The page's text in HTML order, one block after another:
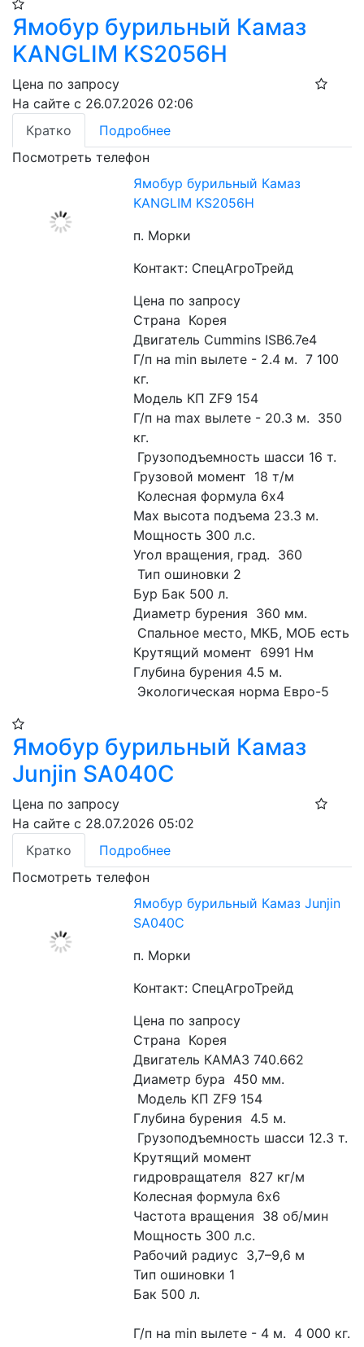
Ямобур бурильный Камаз
KANGLIM KS2056H
Цена по запросу
На сайте с 26.07.2026 02:06
Кратко
Подробнее
Посмотреть телефон
Ямобур бурильный Камаз
KANGLIM KS2056H
п. Морки
Контакт: СпецАгроТрейд
Цена по запросу
Страна  Корея
Двигатель Cummins ISB6.7e4
Г/п на min вылете - 2.4 м.  7 100
кг.
Модель КП ZF9 154
Г/п на max вылете - 20.3 м.  350
кг.
Грузоподъемность шасси 16 т.
Грузовой момент  18 т/м
Колесная формула 6х4
Маx высота подъема 23.3 м.
Мощность 300 л.с.
Угол вращения, град.  360
Тип ошиновки 2
Бур Бак 500 л.
Диаметр бурения  360 мм.
Спальное место, МКБ, МОБ есть
Крутящий момент  6991 Нм
Глубина бурения 4.5 м.
Экологическая норма Евро-5
Ямобур бурильный Камаз
Junjin SA040C
Цена по запросу
На сайте с 28.07.2026 05:02
Кратко
Подробнее
Посмотреть телефон
Ямобур бурильный Камаз Junjin
SA040C
п. Морки
Контакт: СпецАгроТрейд
Цена по запросу
Страна  Корея
Двигатель КАМАЗ 740.662
Диаметр бура  450 мм.
Модель КП ZF9 154
Глубина бурения  4.5 м.
Грузоподъемность шасси 12.3 т.
Крутящий момент
гидровращателя  827 кг/м
Колесная формула 6х6
Частота вращения  38 об/мин
Мощность 300 л.с.
Рабочий радиус  3,7–9,6 м
Тип ошиновки 1
Бак 500 л.